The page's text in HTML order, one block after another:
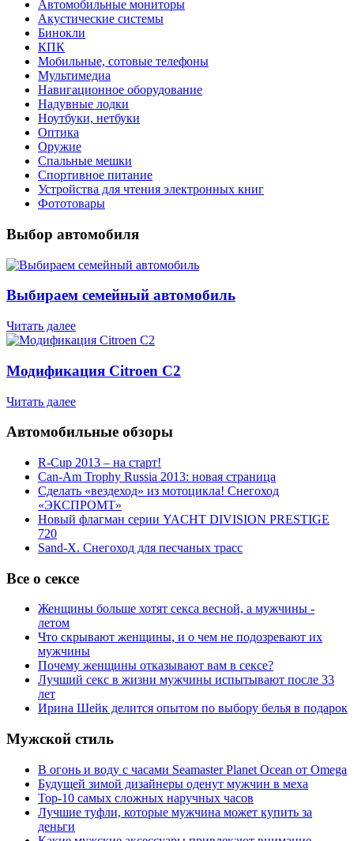
Автомобильные мониторы
Акустические системы
Бинокли
КПК
Мобильные, сотовые телефоны
Мультимедиа
Навигационное оборудование
Надувные лодки
Ноутбуки, нетбуки
Оптика
Оружие
Спальные мешки
Спортивное питание
Устройства для чтения электронных книг
Фототовары
Выбор автомобиля
Выбираем семейный автомобиль
Читать далее
Модификация Citroen С2
Читать далее
Автомобильные обзоры
R-Cup 2013 – на старт!
Can-Am Trophy Russia 2013: новая страница
Сделать «вездеход» из мотоцикла! Снегоход
«ЭКСПРОМТ»
Новый флагман серии YACHT DIVISION PRESTIGE
720
Sand-X. Снегоход для песчаных трасс
Все о сексе
Женщины больше хотят секса весной, а мужчины -
летом
Что скрывают женщины, и о чем не подозревают их
мужчины
Почему женщины отказывают вам в сексе?
Лучший секс в жизни мужчины испытывают после 33
лет
Ирина Шейк делится опытом по выбору белья в подарок
Мужской стиль
В огонь и воду с часами Seamaster Planet Ocean от Omega
Будущей зимой дизайнеры оденут мужчин в меха
Top-10 самых сложных наручных часов
Лучшие туфли, которые мужчина может купить за
деньги